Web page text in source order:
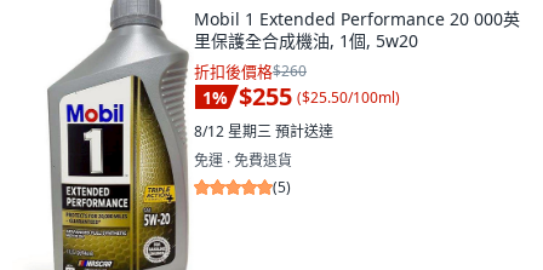
Mobil 1 Extended Performance 20 000英
里保護全合成機油, 1個, 5w20
折扣後價格$260
1% $255 ($25.50/100ml)
8/12 星期三預計送達
免運 ∙ 免費退貨
(5)